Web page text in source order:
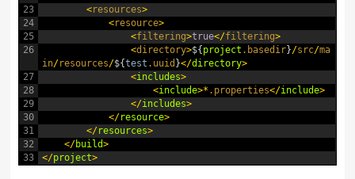
23
24
25
26
27
28
29
30
31
32
33
<resources>
<resource>
<filtering>true</filtering>
<directory>${ project .basedir}/src/ma
in/resources/${test .uuid }</directory>
<includes>
<include>* .properties</include>
</includes>
</resource>
</resources>
</build>
</project>